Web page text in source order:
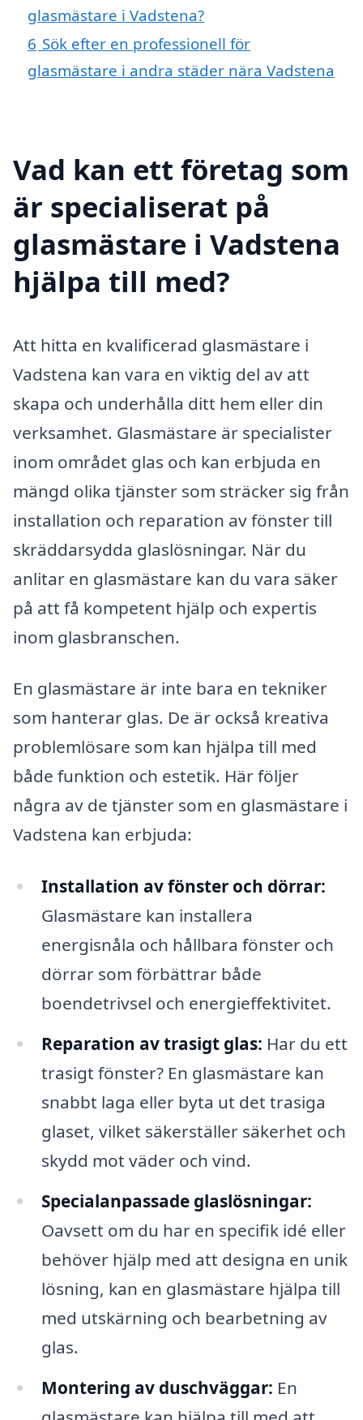
glasmästare i Vadstena?
6 Sök efter en professionell för
glasmästare i andra städer nära Vadstena
Vad kan ett företag som
är specialiserat på
glasmästare i Vadstena
hjälpa till med?
Att hitta en kvalificerad glasmästare i
Vadstena kan vara en viktig del av att
skapa och underhålla ditt hem eller din
verksamhet. Glasmästare är specialister
inom området glas och kan erbjuda en
mängd olika tjänster som sträcker sig från
installation och reparation av fönster till
skräddarsydda glaslösningar. När du
anlitar en glasmästare kan du vara säker
på att få kompetent hjälp och expertis
inom glasbranschen.
En glasmästare är inte bara en tekniker
som hanterar glas. De är också kreativa
problemlösare som kan hjälpa till med
både funktion och estetik. Här följer
några av de tjänster som en glasmästare i
Vadstena kan erbjuda:
Installation av fönster och dörrar:
Glasmästare kan installera
energisnåla och hållbara fönster och
dörrar som förbättrar både
boendetrivsel och energieffektivitet.
Reparation av trasigt glas: Har du ett
trasigt fönster? En glasmästare kan
snabbt laga eller byta ut det trasiga
glaset, vilket säkerställer säkerhet och
skydd mot väder och vind.
Specialanpassade glaslösningar:
Oavsett om du har en specifik idé eller
behöver hjälp med att designa en unik
lösning, kan en glasmästare hjälpa till
med utskärning och bearbetning av
glas.
Montering av duschväggar: En